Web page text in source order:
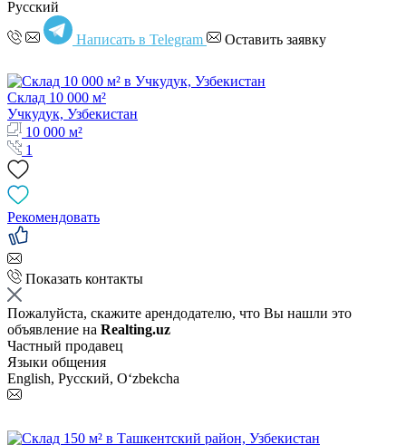
Русский
Написать в Telegram Оставить заявку
Склад 10 000 м²
Учкудук, Узбекистан
10 000 м²
1
Рекомендовать
Показать контакты
Пожалуйста, скажите арендодателю, что Вы нашли это
объявление на Realting.uz
Частный продавец
Языки общения
English, Русский, Oʻzbekcha